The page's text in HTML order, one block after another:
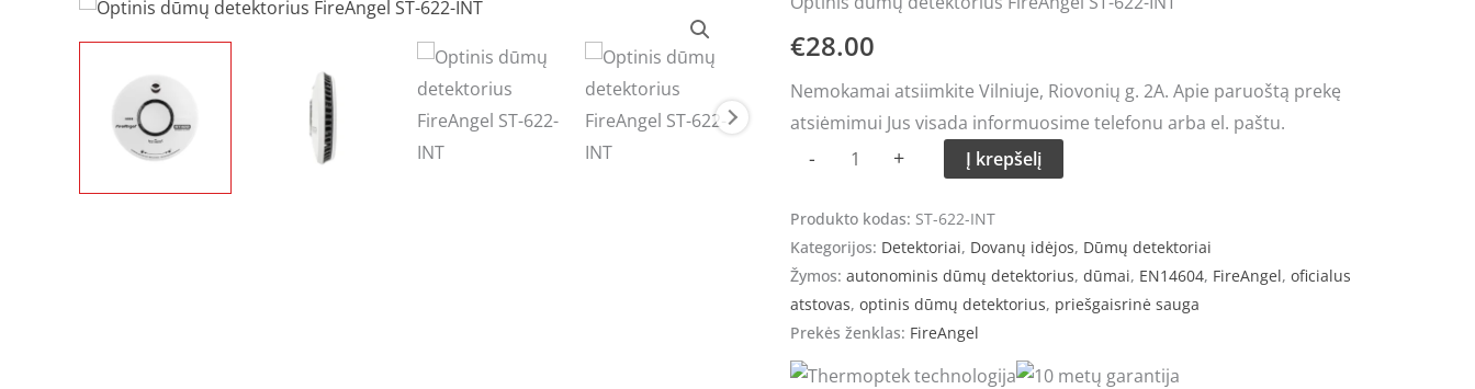
€28.00
Nemokamai atsiimkite Vilniuje, Riovonių g. 2A. Apie paruoštą prekę
atsiėmimui Jus visada informuosime telefonu arba el. paštu.
-
produkto
kiekis:
dūmų
detektorius
FireAngel
622-
INT
+ Į krepšelį
Produkto kodas: ST-622-INT
Kategorijos: Detektoriai, Dovanų idėjos, Dūmų detektoriai
Žymos: autonominis dūmų detektorius, dūmai, EN14604, FireAngel, oficialus
atstovas, optinis dūmų detektorius, priešgaisrinė sauga
Prekės ženklas: FireAngel